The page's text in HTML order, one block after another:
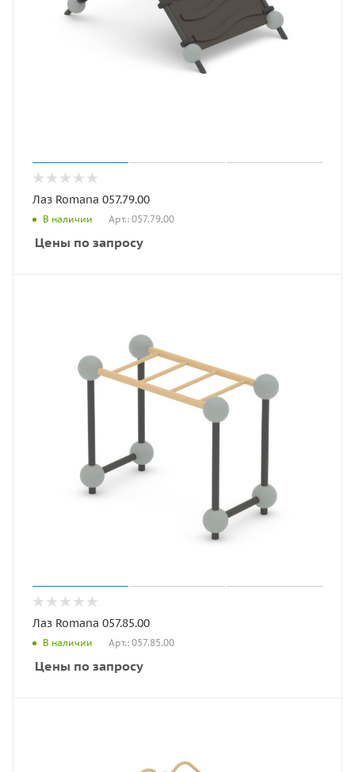
Лаз Romana 057.79.00
В наличии Арт.: 057.79.00
Цены по запросу
Лаз Romana 057.85.00
В наличии Арт.: 057.85.00
Цены по запросу